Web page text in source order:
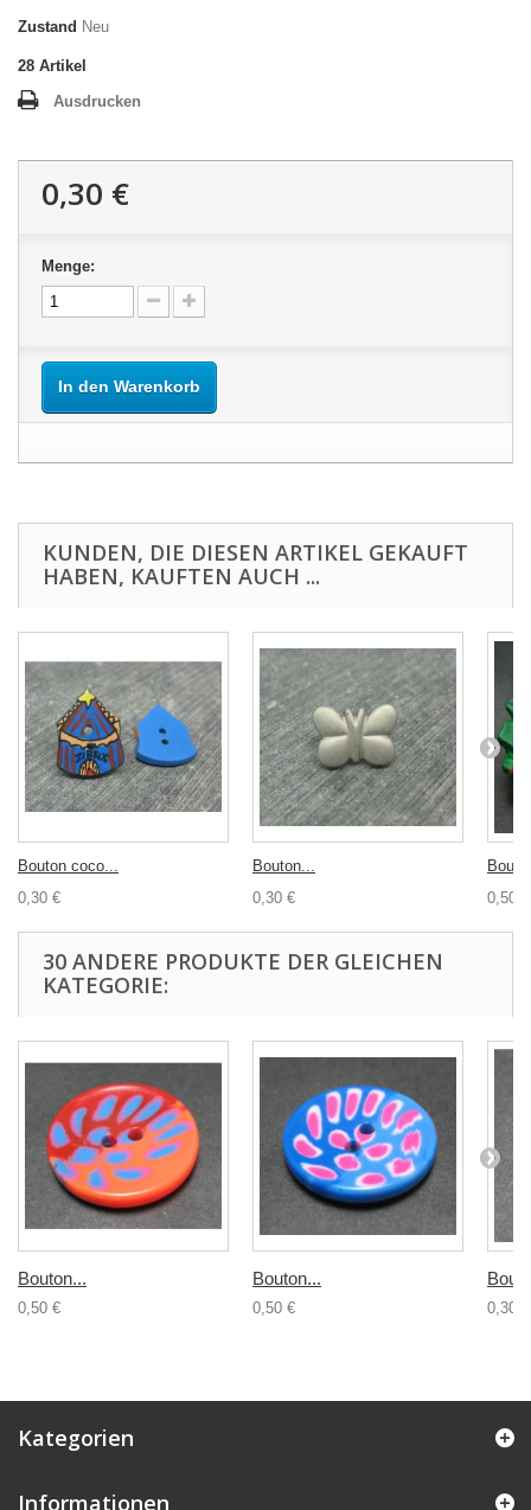
Zustand Neu
28 Artikel
Ausdrucken
0,30 €
Menge:
In den Warenkorb
KUNDEN, DIE DIESEN ARTIKEL GEKAUFT
HABEN, KAUFTEN AUCH ...
Bouton coco...
0,30 €
Bouton...
0,30 €
0,50 €
30 ANDERE PRODUKTE DER GLEICHEN
KATEGORIE:
Bouton...
0,50 €
Bouton...
0,50 € 0,30 €
Kategorien
Informationen